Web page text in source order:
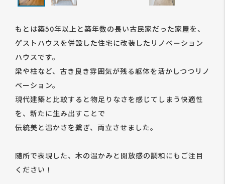
もとは築50年以上と築年数の長い古民家だった家屋を、
ゲストハウスを併設した住宅に改装したリノベーション
ハウスです。
梁や柱など、古き良き雰囲気が残る躯体を活かしつつリノ
ベーション。
現代建築と比較すると物足りなさを感じてしまう快適性
を、新たに生み出すことで
伝統美と温かさを繋ぎ、両立させました。
随所で表現した、木の温かみと開放感の調和にもご注目
ください！